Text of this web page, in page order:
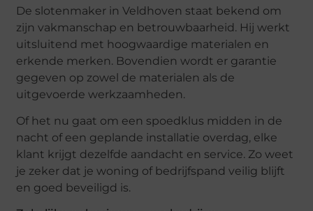
De slotenmaker in Veldhoven staat bekend om
zijn vakmanschap en betrouwbaarheid. Hij werkt
uitsluitend met hoogwaardige materialen en
erkende merken. Bovendien wordt er garantie
gegeven op zowel de materialen als de
uitgevoerde werkzaamheden.
Of het nu gaat om een spoedklus midden in de
nacht of een geplande installatie overdag, elke
klant krijgt dezelfde aandacht en service. Zo weet
je zeker dat je woning of bedrijfspand veilig blijft
en goed beveiligd is.